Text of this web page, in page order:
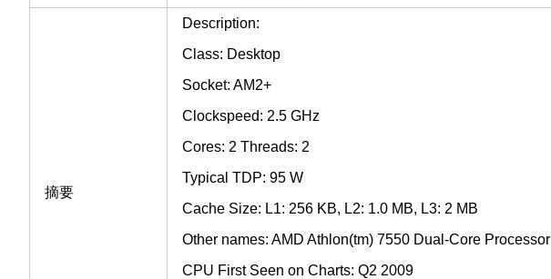
摘要
Description:
Class: Desktop
Socket: AM2+
Clockspeed: 2.5 GHz
Cores: 2 Threads: 2
Typical TDP: 95 W
Cache Size: L1: 256 KB, L2: 1.0 MB, L3: 2 MB
Other names: AMD Athlon(tm) 7550 Dual-Core Processor
CPU First Seen on Charts: Q2 2009